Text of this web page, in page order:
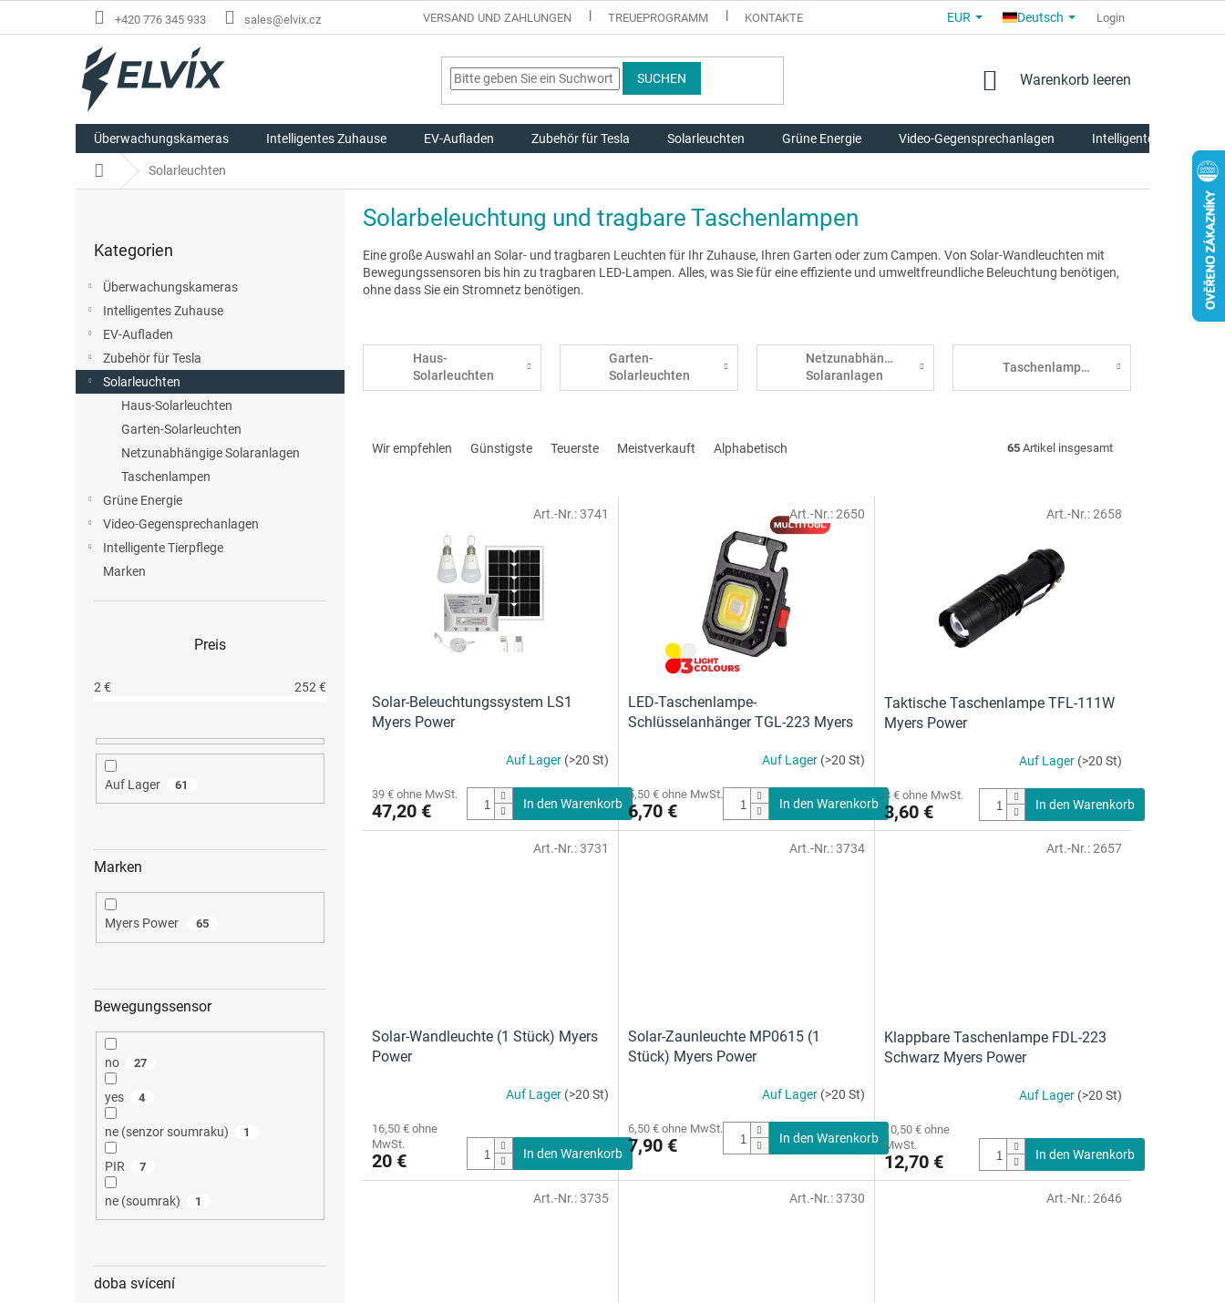
+420 776 345 933 sales@elvix.cz VERSAND UND ZAHLUNGEN TREUEPROGRAMM KONTAKTE ALLGEMEINE GESCHÄFTSBEDINGUNGEN FÜR PARTNER
EUR Deutsch Login
SUCHEN WARENKORB
Warenkorb leeren
Überwachungskameras Intelligentes Zuhause EV-Aufladen Zubehör für Tesla Solarleuchten Grüne Energie Video-Gegensprechanlagen Intelligente Tierpflege
StartseiteSolarleuchten
t
überspringen
Kategorien
Überwachungskameras
Intelligentes Zuhause
EV-Aufladen
Zubehör für Tesla
Solarleuchten
Haus-Solarleuchten
Garten-Solarleuchten
Netzunabhängige Solaranlagen
Taschenlampen
Grüne Energie
Video-Gegensprechanlagen
Intelligente Tierpflege
Marken
Preis
2 € 252 €
Auf Lager 61
Marken
Myers Power 65
Bewegungssensor
no 27
yes 4
ne (senzor soumraku) 1
PIR 7
ne (soumrak) 1
doba svícení
Solarbeleuchtung und tragbare Taschenlampen
Eine große Auswahl an Solar- und tragbaren Leuchten für Ihr Zuhause, Ihren Garten oder zum Campen. Von Solar-Wandleuchten mit
Bewegungssensoren bis hin zu tragbaren LED-Lampen. Alles, was Sie für eine effiziente und umweltfreundliche Beleuchtung benötigen,
ohne dass Sie ein Stromnetz benötigen.
Haus-
Solarleuchten
Garten-
Solarleuchten
Netzunabhängige
Solaranlagen
Taschenlampen
Wir empfehlen Günstigste Teuerste Meistverkauft Alphabetisch 65 Artikel insgesamt
Solar-Beleuchtungssystem LS1
Myers Power
Auf Lager (>20 St)
39 € ohne MwSt.
47,20 € In den Warenkorb
Art.-Nr.:3741
LED-Taschenlampe-
Schlüsselanhänger TGL-223 Myers
Auf Lager (>20 St)
5,50 € ohne MwSt.
6,70 € In den Warenkorb
Art.-Nr.:2650
Taktische Taschenlampe TFL-111W
Myers Power
Produktbewertung
ist
5,0
Auf Lager (>20 St)
3 € ohne MwSt.
3,60 € In den Warenkorb
Art.-Nr.:2658
Solar-Wandleuchte (1 Stück) Myers
Power
Auf Lager (>20 St)
16,50 € ohne
MwSt.
20 € In den Warenkorb
Art.-Nr.:3731
Solar-Zaunleuchte MP0615 (1
Stück) Myers Power
Auf Lager (>20 St)
6,50 € ohne MwSt.
7,90 € In den Warenkorb
Art.-Nr.:3734
Klappbare Taschenlampe FDL-223
Schwarz Myers Power
Auf Lager (>20 St)
10,50 € ohne
MwSt.
12,70 € In den Warenkorb
Art.-Nr.:2657
Art.-Nr.:3735 Art.-Nr.:3730 Art.-Nr.:2646